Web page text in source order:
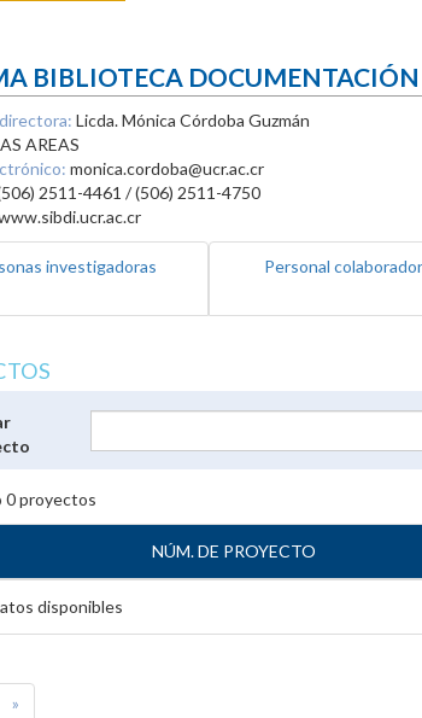
BIBLIOTECA
Licda. Mónica Córdoba Guzmán
AREAS
monica.cordoba@ucr.ac.cr
2511-4461 / (506) 2511-4750
investigadoras Personal colaborador
0proyectos
NÚM. DE PROYECTO
disponibles
»